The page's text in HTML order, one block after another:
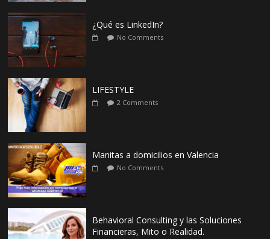
¿Qué es LinkedIn?
No Comments
LIFESTYLE
2 Comments
Manitas a domicilios en Valencia
No Comments
Behavioral Consulting y las Soluciones
Financieras, Mito o Realidad.